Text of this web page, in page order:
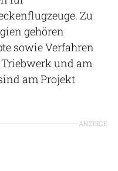
Zu
gehören
sowie Verfahren
und am
am Projekt
ANZEIGE